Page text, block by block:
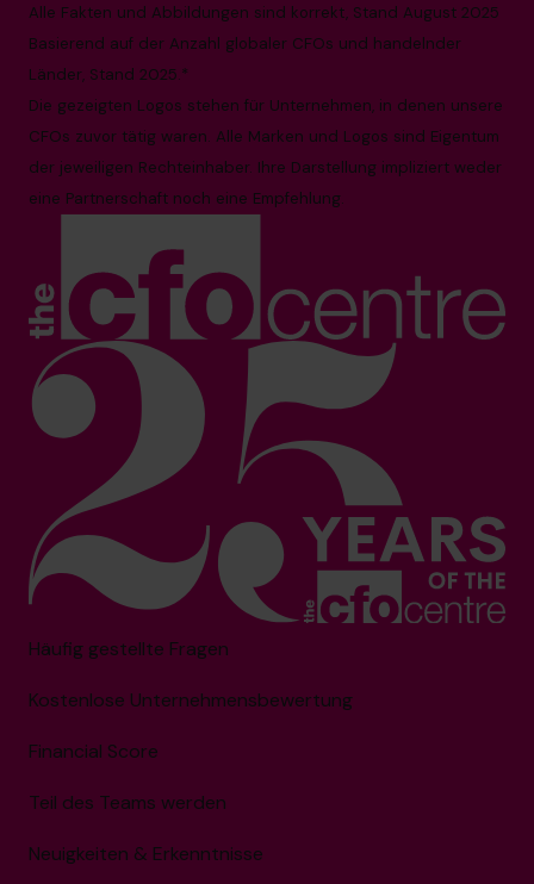
Alle Fakten und Abbildungen sind korrekt, Stand August 2025
Basierend auf der Anzahl globaler CFOs und handelnder
Länder, Stand 2025.*
Die gezeigten Logos stehen für Unternehmen, in denen unsere
CFOs zuvor tätig waren. Alle Marken und Logos sind Eigentum
der jeweiligen Rechteinhaber. Ihre Darstellung impliziert weder
eine Partnerschaft noch eine Empfehlung.
Häufig gestellte Fragen
Kostenlose Unternehmensbewertung
Financial Score
Teil des Teams werden
Neuigkeiten & Erkenntnisse